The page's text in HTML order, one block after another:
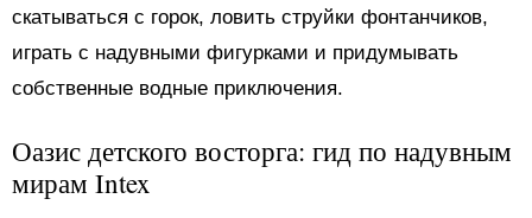
скатываться с горок, ловить струйки фонтанчиков,
играть с надувными фигурками и придумывать
собственные водные приключения.
Оазис детского восторга: гид по надувным
мирам Intex